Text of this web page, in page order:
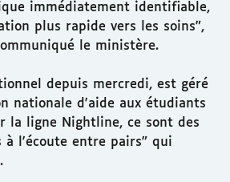
immédiatement identifiable,
plus rapide vers les soins",
le ministère.
depuis mercredi, est géré
nationale d'aide aux étudiants
la ligne Nightline, ce sont des
à l'écoute entre pairs" qui